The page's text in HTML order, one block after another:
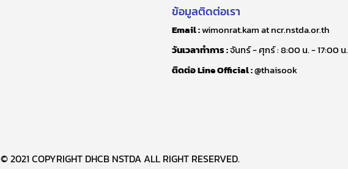
ข้อมูลติดต่อเรา
Email :wimonrat.kam at ncr.nstda.or.th
วันเวลาทำการ :จันทร์ - ศุกร์ : 8:00 น. - 17:00 น.
ติดต่อ Line Official :@thaisook
© 2021 COPYRIGHT DHCB NSTDA ALL RIGHT RESERVED.